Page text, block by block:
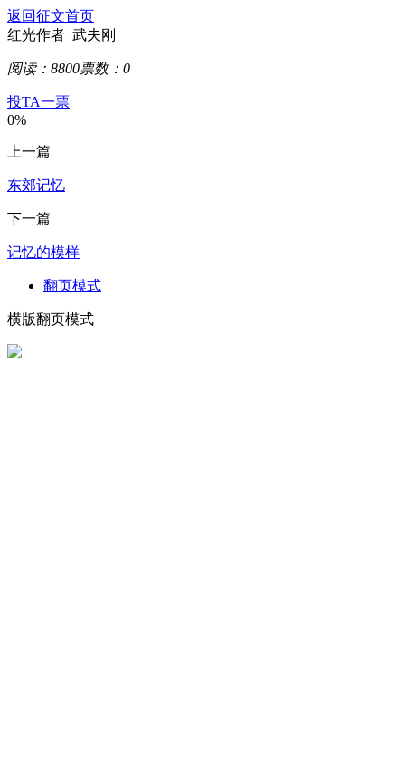
返回征文首页
红光作者 武夫刚
阅读：8800票数： 0
投TA一票
0%
上一篇
东郊记忆
下一篇
记忆的模样
翻页模式
横版翻页模式